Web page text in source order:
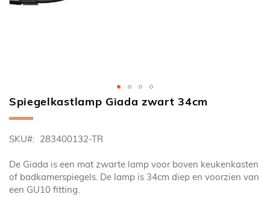
Ga
naar
begin
de
afbeeldingen-
gallerij
Spiegelkastlamp Giada zwart 34cm
SKU 283400132-TR
De Giada is een mat zwarte lamp voor boven keukenkasten
of badkamerspiegels. De lamp is 34cm diep en voorzien van
een GU10 fitting.